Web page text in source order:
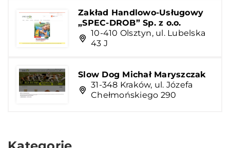
Zakład Handlowo-Usługowy
„SPEC-DROB” Sp. z o.o.
10-410 Olsztyn, ul. Lubelska
43 J
Slow Dog Michał Maryszczak
31-348 Kraków, ul. Józefa
Chełmońskiego 290